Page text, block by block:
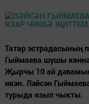
Татар эстрадасының
Гыймаева шушы
Җырчы 10 ай
икән. Ләйсән
турыда язып чыкты.